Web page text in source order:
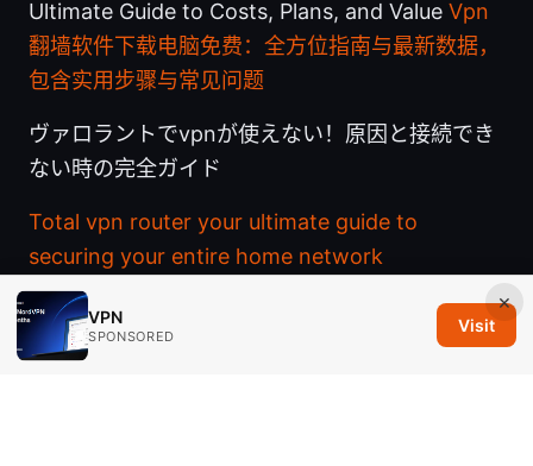
Ultimate Guide to Costs, Plans, and Value Vpn
翻墙软件下载电脑免费：全方位指南与最新数据，
包含实用步骤与常见问题
ヴァロラントでvpnが使えない！原因と接続でき
ない時の完全ガイド
Total vpn router your ultimate guide to
securing your entire home network
×
VPN
SPONSORED
Visit